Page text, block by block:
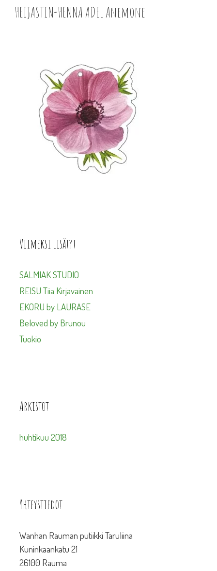
HEIJASTIN-HENNA ADEL Anemone
Viimeksi lisätyt
SALMIAK STUDIO
REISU Tiia Kirjavainen
EKORU by LAURASE
Beloved by Brunou
Tuokio
Arkistot
huhtikuu 2018
Yhteystiedot
Wanhan Rauman putiikki Taruliina
Kuninkaankatu 21
26100 Rauma